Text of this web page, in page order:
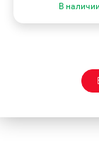
В наличии